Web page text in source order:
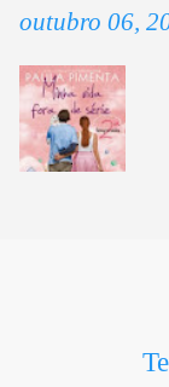
outubro 06,